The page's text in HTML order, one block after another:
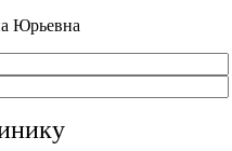
Юрьевна